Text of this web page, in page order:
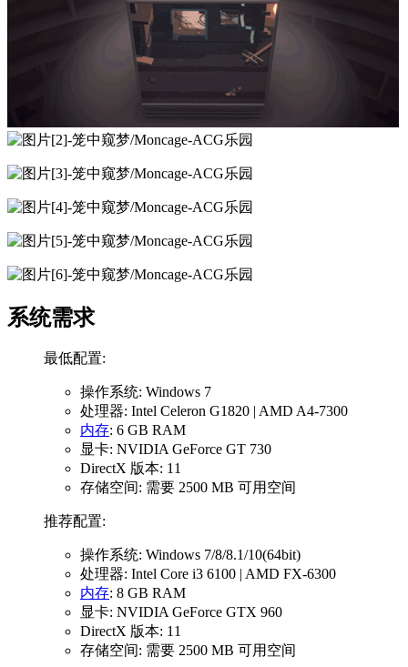
系统需求
最低配置:
操作系统: Windows 7
处理器: Intel Celeron G1820 | AMD A4-7300
内存: 6 GB RAM
显卡: NVIDIA GeForce GT 730
DirectX 版本: 11
存储空间: 需要 2500 MB 可用空间
推荐配置:
操作系统: Windows 7/8/8.1/10(64bit)
处理器: Intel Core i3 6100 | AMD FX-6300
内存: 8 GB RAM
显卡: NVIDIA GeForce GTX 960
DirectX 版本: 11
存储空间: 需要 2500 MB 可用空间